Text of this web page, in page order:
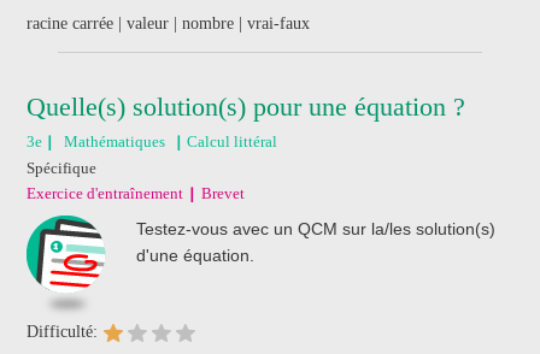
racine carrée | valeur | nombre | vrai-faux
Quelle(s) solution(s) pour une équation ?
3e Mathématiques
Calcul littéral
Spécifique
Exercice d'entraînement
Brevet
Testez-vous avec un QCM sur la/les solution(s)
d'une équation.
Difficulté: